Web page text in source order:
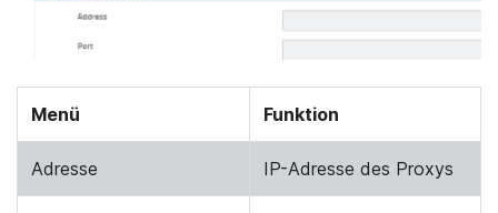
Menü Funktion
Adresse IP-Adresse des Proxys